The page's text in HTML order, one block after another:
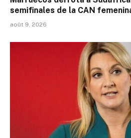
semifinales de la CAN
août 9, 2026